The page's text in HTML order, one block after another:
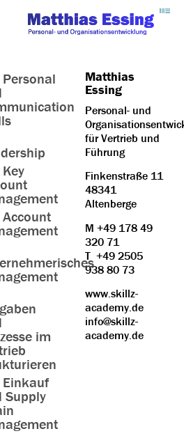
im
Supply
Matthias
Essing
Personal- und
für Vertrieb und
Führung
Finkenstraße 11
48341
Altenberge
M +49 178 49
320 71
T +49 2505
938 80 73
www.skillz-
academy.de
info@skillz-
academy.de